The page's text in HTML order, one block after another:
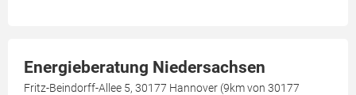
Energieberatung Niedersachsen
Fritz-Beindorff-Allee 5, 30177 Hannover (9km von 30177